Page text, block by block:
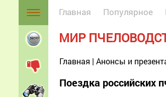
Главная Популярное
МИР
Главная | Анонсы и
Поездка российских